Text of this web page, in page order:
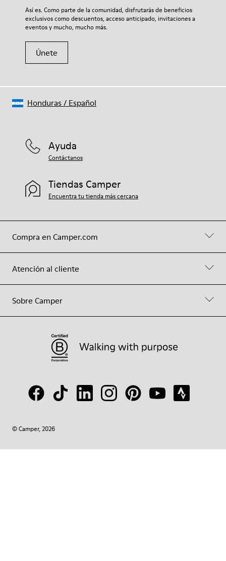
Así es. Como parte de la comunidad, disfrutarás de beneficios
exclusivos como descuentos, acceso anticipado, invitaciones a
eventos y mucho, mucho más.
Únete
Compra en Camper.com
Atención al cliente
Sobre Camper
Ayuda
Contáctanos
Tiendas Camper
Encuentra tu tienda más cercana
© Camper, 2026
Honduras/ Español